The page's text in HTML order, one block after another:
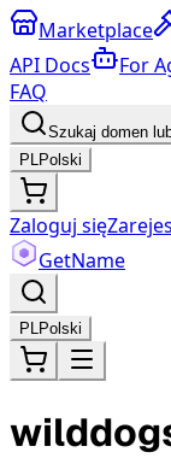
Marketplace
API Docs
For
FAQ
Szukaj domen
PLPolski
Zaloguj się
GetName
PLPolski